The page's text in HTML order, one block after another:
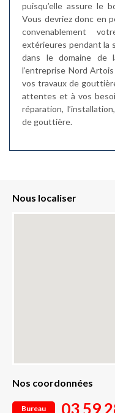
puisqu’elle assure le
Vous devriez donc en
convenablement
extérieures pendant la
dans le domaine de
l’entreprise Nord
vos travaux de
attentes et à vos
réparation,
de gouttière.
Nous localiser
Nos coordonnées
Bureau 03 59